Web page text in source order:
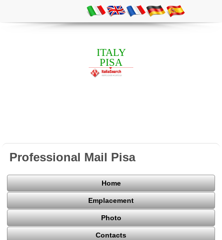
ITALY
PISA
Professional Mail Pisa
Home
Emplacement
Photo
Contacts